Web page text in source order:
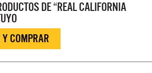
DE “REAL CALIFORNIA
Y COMPRAR